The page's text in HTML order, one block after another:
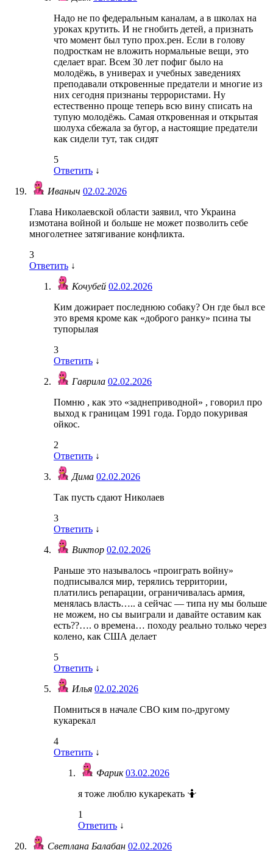
Надо не по федеральным каналам, а в школах на
уроках крутить. И не гнобить детей, а признать
что момент был тупо прох.рен. Если в голову
подросткам не вложить нормальные вещи, это
сделает враг. Всем 30 лет пофиг было на
молодёжь, в универах и учебных заведениях
преподавали откровенные предатели и многие из
них сегодня признаны террористами. Ну
естественно проще теперь всю вину списать на
тупую молодёжь. Самая откровенная и открытая
шолуха сбежала за бугор, а настоящие предатели
как сидели тут, так сидят
5
Ответить ↓
Иваныч 02.02.2026
Глава Николаевской области заявил, что Украина
измотана войной и больше не может позволить себе
многолетнее затягивание конфликта.
3
Ответить ↓
Кочубей 02.02.2026
Ким дожирает последнюю собаку? Он где был все
это время кроме как «доброго ранку» псина ты
тупорылая
3
Ответить ↓
Гаврила 02.02.2026
Помню , как это «заднеприводной» , говорил про
выход к границам 1991 года. Гордо покуривая
ойкос.
2
Ответить ↓
Дима 02.02.2026
Так пусть сдают Николаев
3
Ответить ↓
Виктор 02.02.2026
Раньше это называлось «проиграть войну»
подписывался мир, терялись территории,
платились репарации, ограничивалась армия,
менялась власть….. а сейчас — типа ну мы больше
не можем, но сы выиграли и давайте оставим как
есть??…. о времена… походу реально только через
колено, как США делает
5
Ответить ↓
Илья 02.02.2026
Помниться в начале СВО ким по-другому
кукарекал
4
Ответить ↓
Фарик03.02.2026
я тоже люблю кукарекать 🤷
1
Ответить ↓
Светлана Балабан 02.02.2026